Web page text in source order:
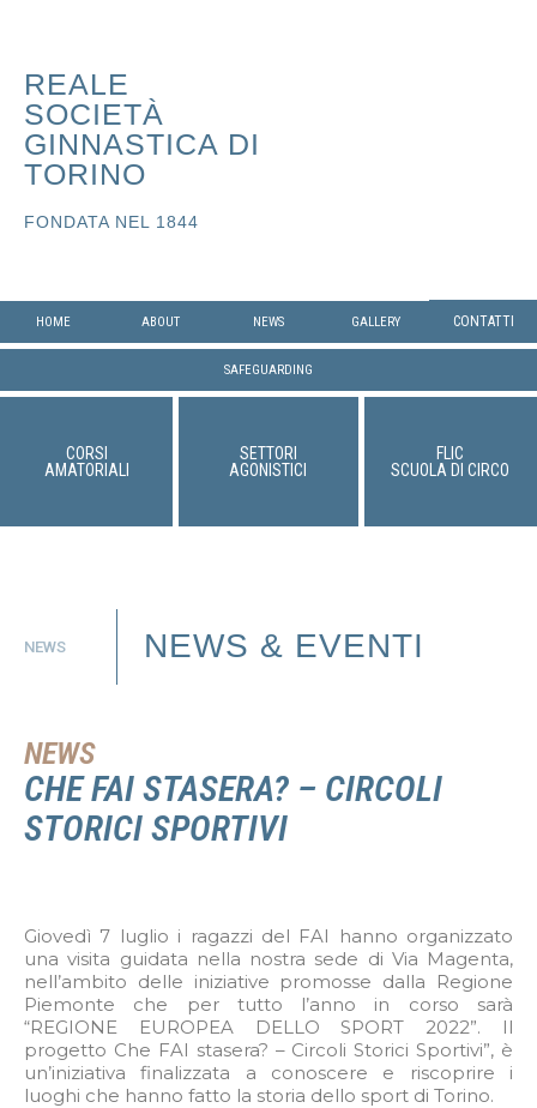
REALE
SOCIETÀ
GINNASTICA DI
TORINO
FONDATA NEL 1844
HOME ABOUT NEWS GALLERY CONTATTI
SAFEGUARDING
CORSI
AMATORIALI
SETTORI
AGONISTICI
FLIC
SCUOLA DI CIRCO
NEWS NEWS & EVENTI
NEWS
CHE FAI STASERA? – CIRCOLI
STORICI SPORTIVI
Giovedì 7 luglio i ragazzi del FAI hanno organizzato
una visita guidata nella nostra sede di Via Magenta,
nell’ambito delle iniziative promosse dalla Regione
Piemonte che per tutto l’anno in corso sarà
“REGIONE EUROPEA DELLO SPORT 2022”. Il
progetto Che FAI stasera? – Circoli Storici Sportivi”, è
un’iniziativa finalizzata a conoscere e riscoprire i
luoghi che hanno fatto la storia dello sport di Torino.